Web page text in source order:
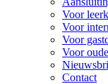
Voor
Voor
Voor
Voor
Contact